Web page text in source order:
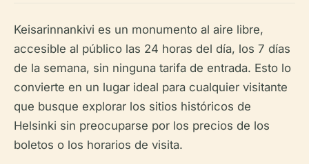
Keisarinnankivi es un monumento al aire libre,
accesible al público las 24 horas del día, los 7 días
de la semana, sin ninguna tarifa de entrada. Esto lo
convierte en un lugar ideal para cualquier visitante
que busque explorar los sitios históricos de
Helsinki sin preocuparse por los precios de los
boletos o los horarios de visita.